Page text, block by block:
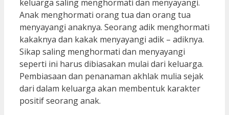
keluarga saling menghormati dan menyayangi.
Anak menghormati orang tua dan orang tua
menyayangi anaknya. Seorang adik menghormati
kakaknya dan kakak menyayangi adik – adiknya.
Sikap saling menghormati dan menyayangi
seperti ini harus dibiasakan mulai dari keluarga.
Pembiasaan dan penanaman akhlak mulia sejak
dari dalam keluarga akan membentuk karakter
positif seorang anak.